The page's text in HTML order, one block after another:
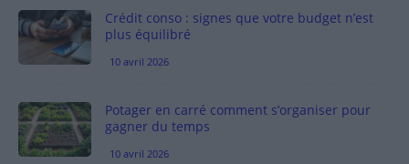
Crédit conso : signes que votre budget n’est
plus équilibré
10 avril 2026
Potager en carré comment s’organiser pour
gagner du temps
10 avril 2026